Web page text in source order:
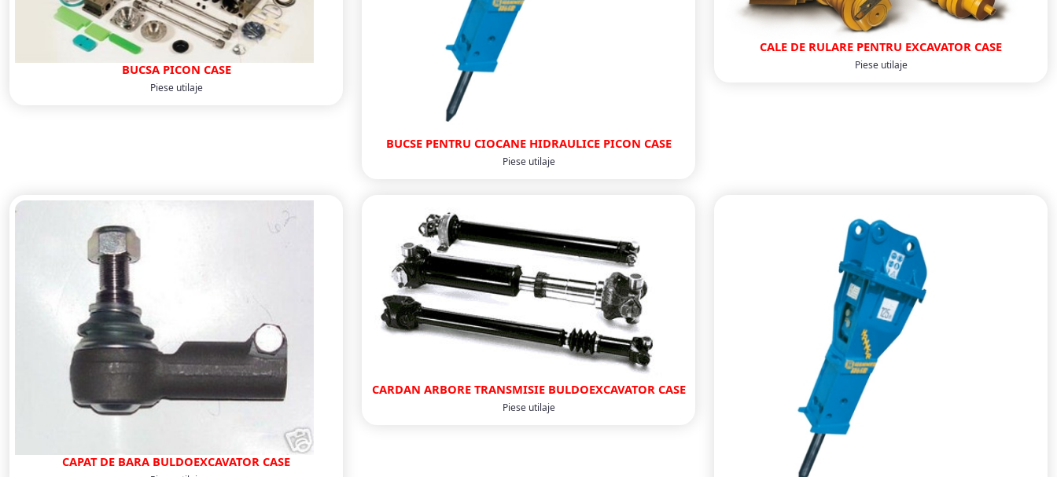
BUCSA PICON CASE
Piese utilaje
BUCSE PENTRU CIOCANE HIDRAULICE PICON CASE
Piese utilaje
CALE DE RULARE PENTRU EXCAVATOR CASE
Piese utilaje
CAPAT DE BARA BULDOEXCAVATOR CASE
CARDAN ARBORE TRANSMISIE BULDOEXCAVATOR CASE
Piese utilaje